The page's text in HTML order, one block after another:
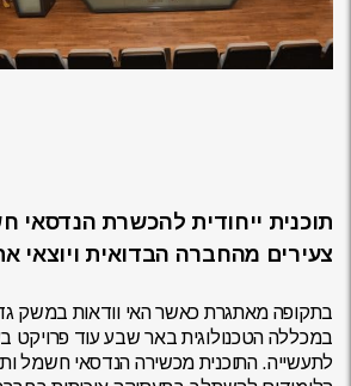
תוכנית ייחודית להכשרת הנדסאי
צעירים מהחברה הבדואית ויוצאי
בתקופה מאתגרת כאשר האי וודאות במשק
במכללה הטכנולוגית באר שבע עוד פרויקט
לתעשייה. התוכנית מכשירה הנדסאי חשמל